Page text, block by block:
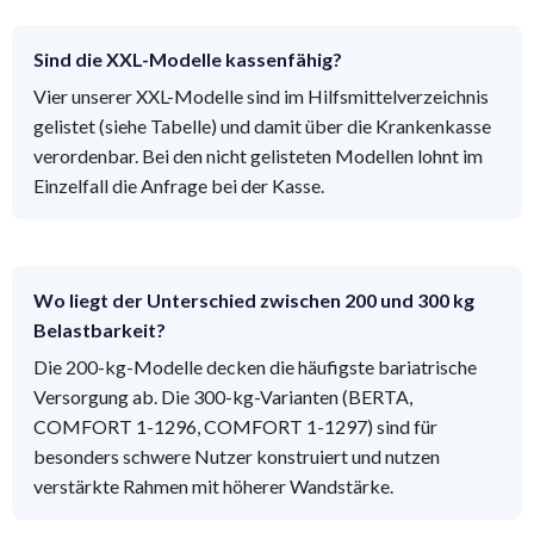
Sind die XXL-Modelle kassenfähig?
Vier unserer XXL-Modelle sind im Hilfsmittelverzeichnis
gelistet (siehe Tabelle) und damit über die Krankenkasse
verordenbar. Bei den nicht gelisteten Modellen lohnt im
Einzelfall die Anfrage bei der Kasse.
Wo liegt der Unterschied zwischen 200 und 300 kg
Belastbarkeit?
Die 200-kg-Modelle decken die häufigste bariatrische
Versorgung ab. Die 300-kg-Varianten (BERTA,
COMFORT 1-1296, COMFORT 1-1297) sind für
besonders schwere Nutzer konstruiert und nutzen
verstärkte Rahmen mit höherer Wandstärke.